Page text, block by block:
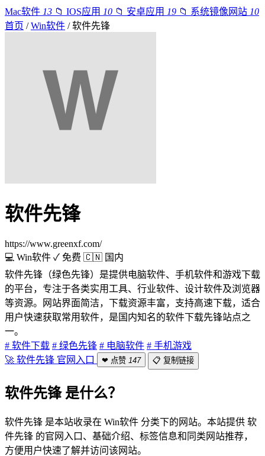
Mac软件 13 📁 IOS应用 10 📁 安卓应用 19 📁 系统镜像网站 10
首页 / Win软件 / 软件先锋
软件先锋
https://www.greenxf.com/
💻 Win软件 ✓ 免费 🇨🇳 国内
软件先锋（绿色先锋）是提供电脑软件、手机软件和游戏下载
的平台，专注于各类实用工具、行业软件、设计软件及浏览器
等资源。网站界面简洁，下载资源丰富，支持高速下载，适合
用户快速获取常用软件，是国内知名的软件下载先锋站点之
一。
# 软件下载 # 绿色先锋 # 电脑软件 # 手机游戏
🚀 软件先锋 官网入口
❤ 点赞 147 📋 复制链接
软件先锋 是什么？
软件先锋 是本站收录在 Win软件 分类下的网站。本站提供 软
件先锋 的官网入口、基础介绍、标签信息和同类网站推荐，
方便用户快速了解并访问该网站。